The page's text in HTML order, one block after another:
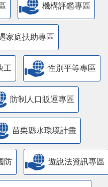
機構評鑑專區
家庭扶助專區
工 性別平等專區
防制人口販運專區
苗栗縣水環境計畫
防 遊說法資訊專區